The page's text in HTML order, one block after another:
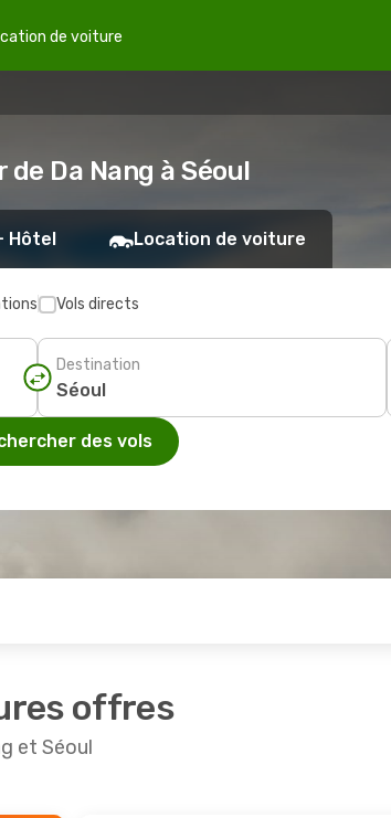
de voiture
Da Nang à Séoul
Hôtel Location de voiture
Vols directs
Destination
des vols
offres
et Séoul